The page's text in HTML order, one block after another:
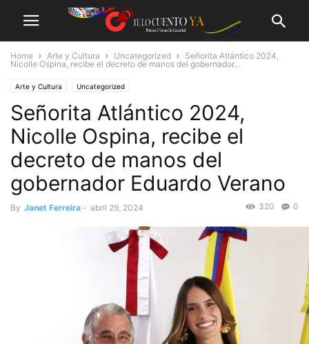
Home Arte y Cultura Uncategorized
Señorita Atlántico 2024,
Nicolle Ospina, recibe el decreto de manos del gobernador...
Arte y Cultura Uncategorized
Señorita Atlántico 2024,
Nicolle Ospina, recibe el
decreto de manos del
gobernador Eduardo Verano
By Janet Ferreira - abril 29, 2024 0
320